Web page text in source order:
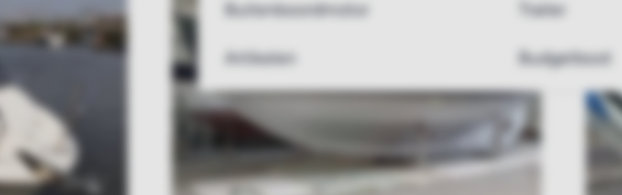
Buitenboordmotor Trailer
Artikelen Budgetboot